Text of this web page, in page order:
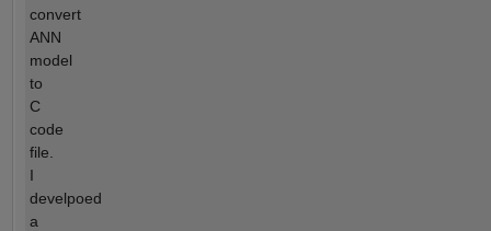
convert
ANN
model
to
C
code
file.
I
develpoed
a